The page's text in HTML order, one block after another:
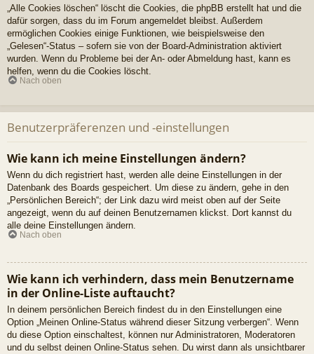
„Alle Cookies löschen“ löscht die Cookies, die phpBB erstellt hat und die
dafür sorgen, dass du im Forum angemeldet bleibst. Außerdem
ermöglichen Cookies einige Funktionen, wie beispielsweise den
„Gelesen“-Status – sofern sie von der Board-Administration aktiviert
wurden. Wenn du Probleme bei der An- oder Abmeldung hast, kann es
helfen, wenn du die Cookies löscht.
Nach oben
Benutzerpräferenzen und -einstellungen
Wie kann ich meine Einstellungen ändern?
Wenn du dich registriert hast, werden alle deine Einstellungen in der
Datenbank des Boards gespeichert. Um diese zu ändern, gehe in den
„Persönlichen Bereich“; der Link dazu wird meist oben auf der Seite
angezeigt, wenn du auf deinen Benutzernamen klickst. Dort kannst du
alle deine Einstellungen ändern.
Nach oben
Wie kann ich verhindern, dass mein Benutzername
in der Online-Liste auftaucht?
In deinem persönlichen Bereich findest du in den Einstellungen eine
Option „Meinen Online-Status während dieser Sitzung verbergen“. Wenn
du diese Option einschaltest, können nur Administratoren, Moderatoren
und du selbst deinen Online-Status sehen. Du wirst dann als unsichtbarer